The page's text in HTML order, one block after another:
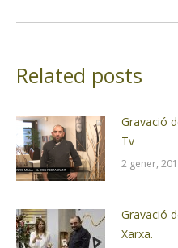
Related posts
Gravació
Tv
2 gener,
Gravació
Xarxa.